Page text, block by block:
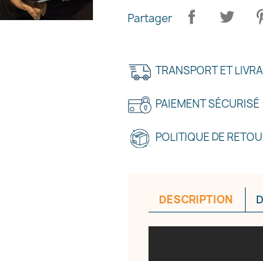
Partager
TRANSPORT ET
PAIEMENT SÉCURISÉ
POLITIQUE DE
DESCRIPTION
Nom de la liste d'envies